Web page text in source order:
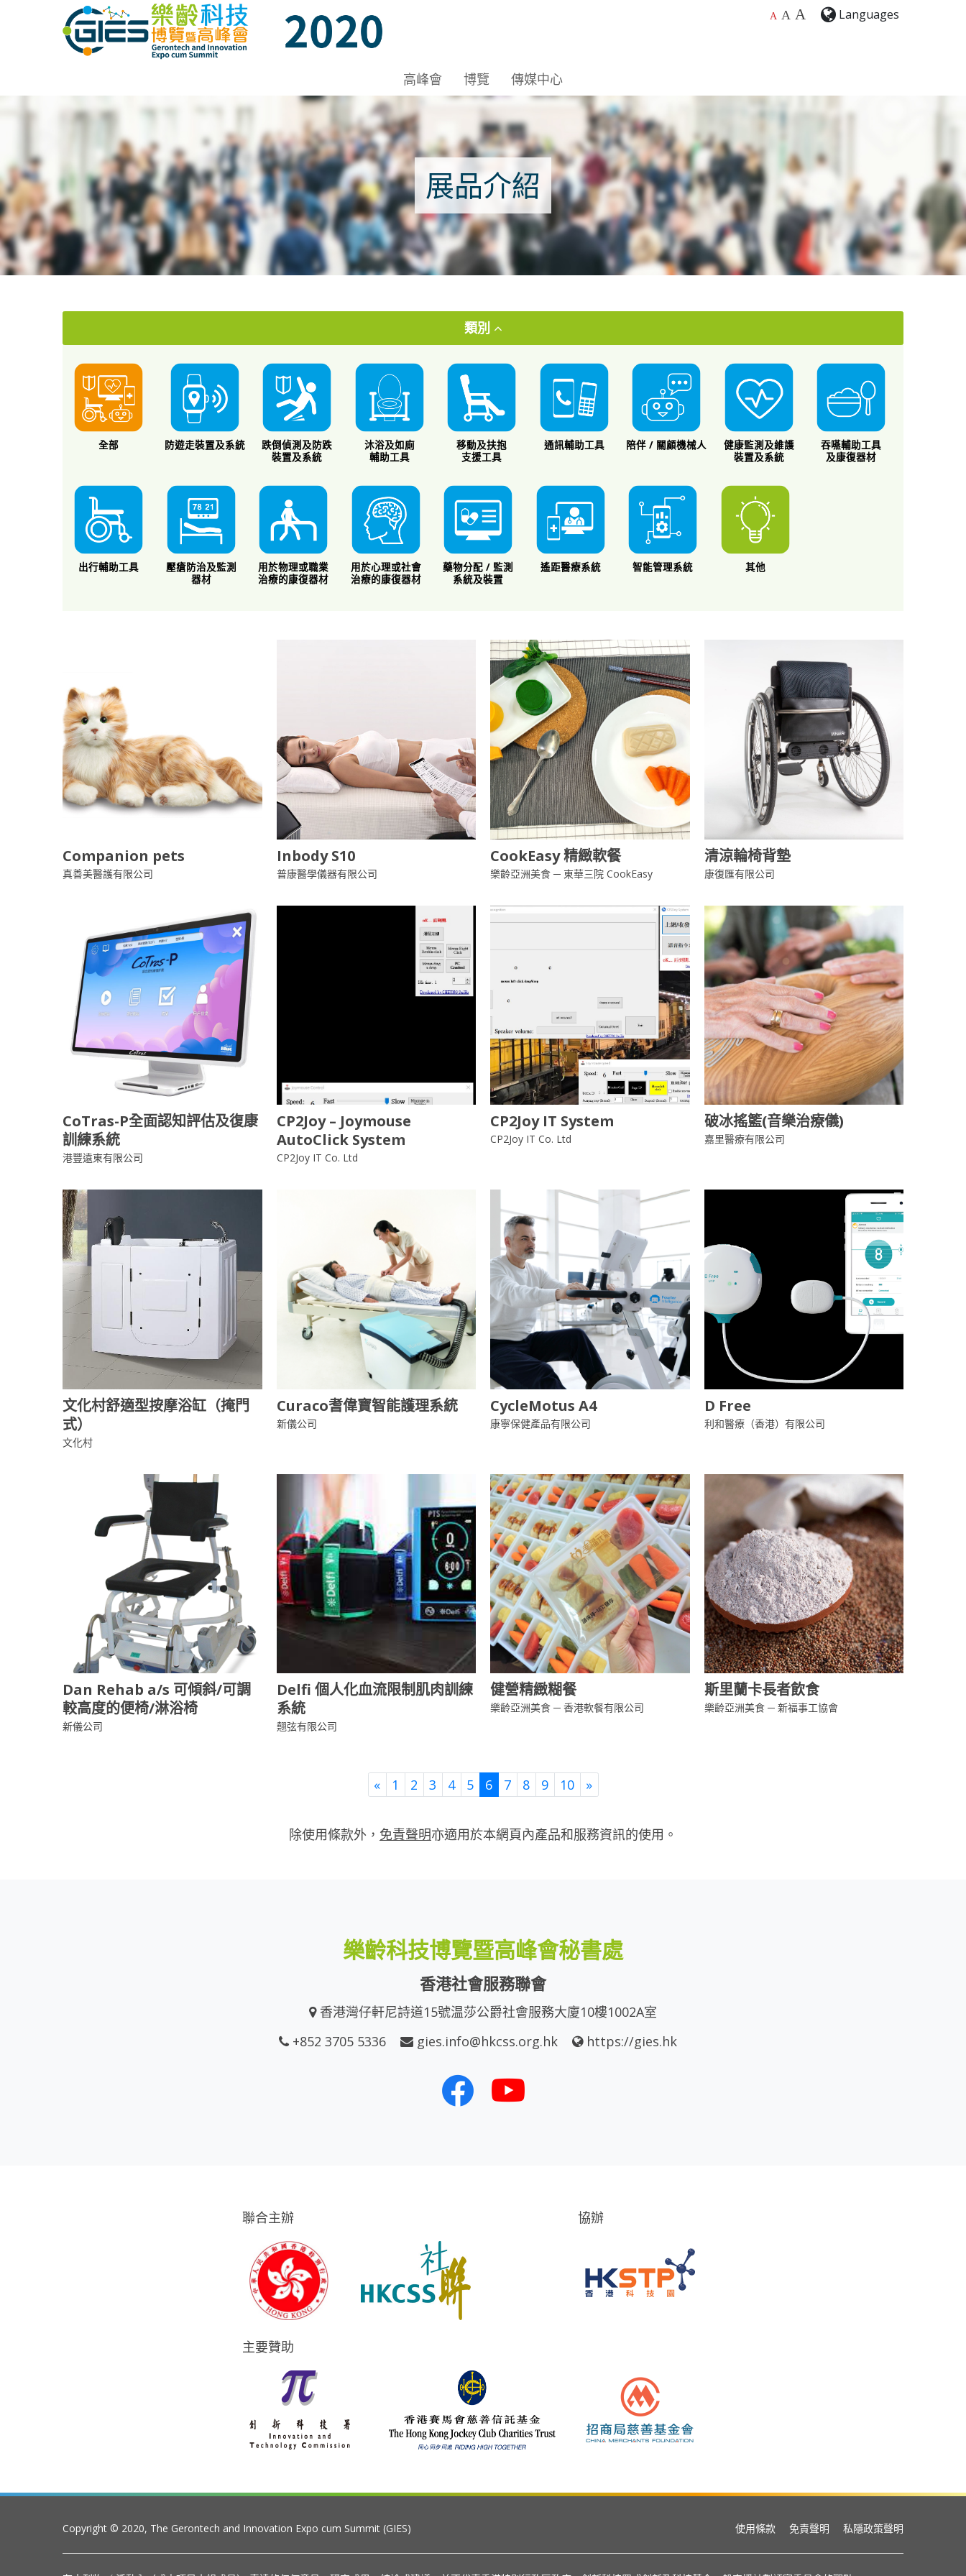
Date: Expo: 21-24 Nov 2020, Summit: 20 Nov 2020, Venue: Hall 1A-C, HKCEC A A A Languages
Date: Expo: 21-24 Nov 2020, Summit: 20 Nov 2020, Venue: Hall 1A-C, HKCEC
高峰會 博覽 傳媒中心
展品介紹
類別
全部 防遊走裝置及系統
跌倒偵測及防跌
裝置及系統
沐浴及如廁
輔助工具
移動及扶抱
支援工具
通訊輔助工具 陪伴 / 關顧機械人
健康監測及維護
裝置及系統
吞嚥輔助工具
及康復器材
出行輔助工具
壓瘡防治及監測
器材
用於物理或職業
治療的康復器材
用於心理或社會
治療的康復器材
藥物分配 / 監測
系統及裝置
遙距醫療系統 智能管理系統 其他
Companion pets
真善美醫護有限公司
Inbody S10
普康醫學儀器有限公司
CookEasy 精緻軟餐
樂齡亞洲美食 ─ 東華三院 CookEasy
清涼輪椅背墊
康復匯有限公司
CoTras-P全面認知評估及復康
訓練系統
港豐遠東有限公司
CP2Joy – Joymouse
AutoClick System
CP2Joy IT Co. Ltd
CP2Joy IT System
CP2Joy IT Co. Ltd
破冰搖籃(音樂治療儀)
嘉里醫療有限公司
文化村舒適型按摩浴缸（掩門
式）
文化村
Curaco耆偉寶智能護理系統
新儀公司
CycleMotus A4
康寧保健產品有限公司
D Free
利和醫療（香港）有限公司
Dan Rehab a/s 可傾斜/可調
較高度的便椅/淋浴椅
新儀公司
Delfi 個人化血流限制肌肉訓練
系統
翹弦有限公司
健營精緻糊餐
樂齡亞洲美食 ─ 香港軟餐有限公司
斯里蘭卡長者飲食
樂齡亞洲美食 ─ 新福事工協會
«Previous
1 2 3 4 5 6 7 8 9 10 »Next
除使用條款外， 免責聲明亦適用於本網頁內產品和服務資訊的使用。
樂齡科技博覽暨高峰會秘書處
香港社會服務聯會
香港灣仔軒尼詩道15號温莎公爵社會服務大廈10樓1002A室
+852 3705 5336
gies.info@hkcss.org.hk https://gies.hk
聯合主辦 協辦
主要贊助
Copyright © 2020, The Gerontech and Innovation Expo cum Summit (GIES) 使用條款 免責聲明 私隱政策聲明